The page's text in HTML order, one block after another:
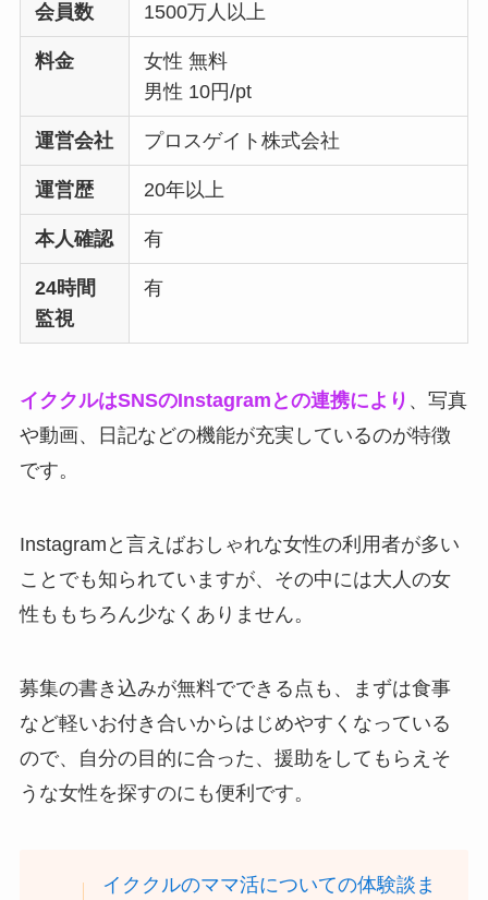
会員数 1500万人以上
料金
女性 無料
男性 10円/pt
運営会社 プロスゲイト株式会社
運営歴 20年以上
本人確認 有
24時間
監視
有
イククルはSNSのInstagramとの連携により 、写真
や動画、日記などの機能が充実しているのが特徴
です。
Instagramと言えばおしゃれな女性の利用者が多い
ことでも知られていますが、その中には大人の女
性ももちろん少なくありません。
募集の書き込みが無料でできる点も、まずは食事
など軽いお付き合いからはじめやすくなっている
ので、自分の目的に合った、援助をしてもらえそ
うな女性を探すのにも便利です。
イククルのママ活についての体験談ま